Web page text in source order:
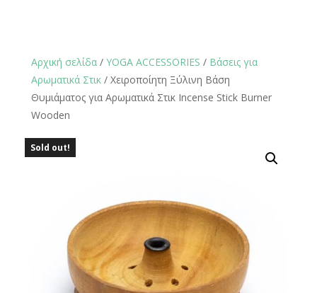
Αρχική σελίδα / YOGA ACCESSORIES / Βάσεις για
Αρωματικά Στικ / Χειροποίητη Ξύλινη Βάση
Θυμιάματος για Αρωματικά Στικ Incense Stick Burner
Wooden
Sold out!